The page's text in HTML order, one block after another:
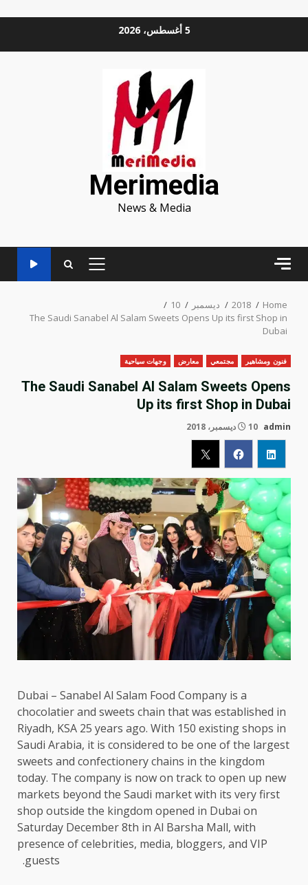
5 أغسطس، 2026
Merimedia
News & Media
PRIMARY
Home
2018 ديسمبر
10
The Saudi Sanabel Al Salam Sweets Opens Up its first Shop in
Dubai
فنون ومشاهير مجتمعي معارض وجهات سياحية
The Saudi Sanabel Al Salam Sweets Opens
Up its first Shop in Dubai
admin 10 ديسمبر، 2018
Dubai – Sanabel Al Salam Food Company is a
chocolatier and sweets chain that was established in
Riyadh, KSA 25 years ago. With 150 existing shops in
Saudi Arabia, it is considered to be one of the largest
sweets and confectionery chains in the kingdom
today. The company is now on track to open up new
markets beyond the Saudi market with its very first
shop outside the kingdom opened in Dubai on
Saturday December 8th in Al Barsha Mall, with
presence of celebrities, media, bloggers, and VIP
guests.